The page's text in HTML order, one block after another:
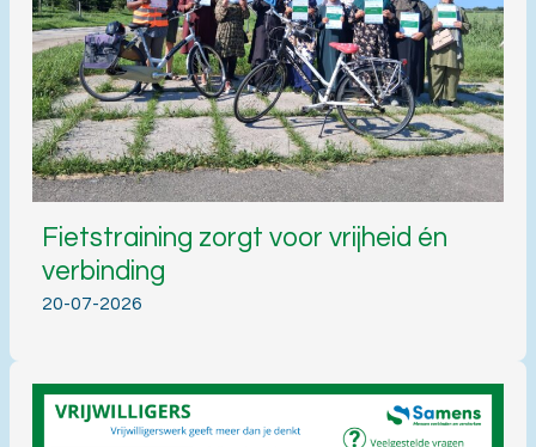
Fietstraining zorgt voor vrijheid én
verbinding
20-07-2026